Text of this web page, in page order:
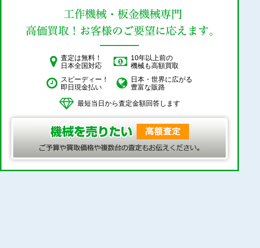
査定は無料！
日本全国対応
10年以上前の
機械も高額買取
スピーディー！
即日現金払い
日本・世界に広がる
豊富な販路
最短当日から査定金額回答します